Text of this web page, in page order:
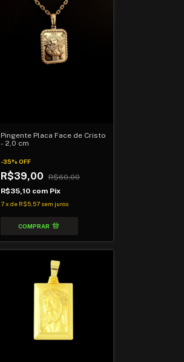
Pingente Placa Face de Cristo
- 2,0 cm
-35% OFF
R$39,00
R$60,00
R$35,10 com Pix
7x de R$5,57 sem juros